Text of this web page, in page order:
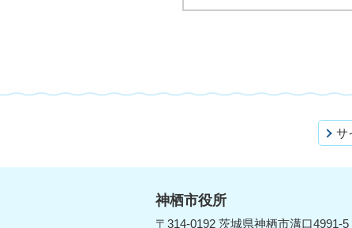
サ
神栖市役所
〒314-0192 茨城県神栖市溝口4991-5